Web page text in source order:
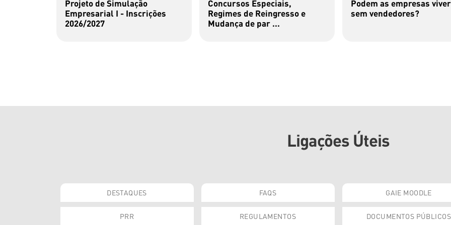
Projeto de Simulação
Empresarial I - Inscrições
2026/2027
Concursos Especiais,
Regimes de Reingresso e
Mudança de par ...
Podem as empresas viver
sem vendedores?
Ligações Úteis
DESTAQUES FAQS GAIE MOODLE
PRR REGULAMENTOS DOCUMENTOS PÚBLICOS